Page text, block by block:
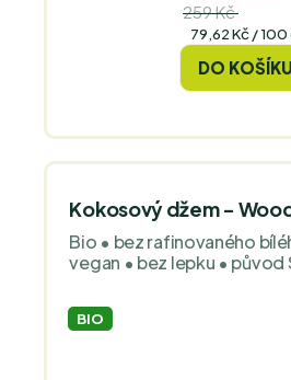
259 Kč
Měrná
79,62 Kč / 100
DO KOŠÍKU
Kokosový džem -
Bio • bez rafinovaného
vegan • bez lepku • původ
BIO